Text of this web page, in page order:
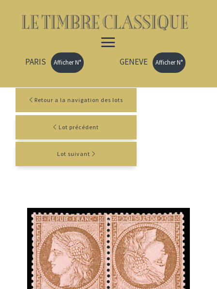
PARIS Afficher N° GENEVE Afficher N°
Retour a la navigation des lots
Lot précédent
Lot suivant